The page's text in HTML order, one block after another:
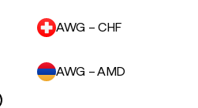
AWG – CHF
AWG – AMD